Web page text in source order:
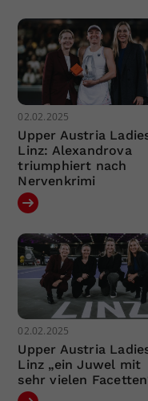
02.02.2025
Upper Austria
Linz: Alexandrova
triumphiert nach
Nervenkrimi
02.02.2025
Upper Austria
Linz „ein Juwel mit
sehr vielen